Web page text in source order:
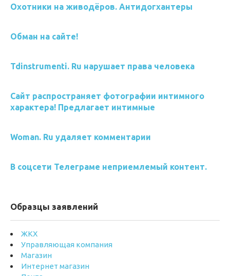
Охотники на живодёров. Антидогхантеры
Обман на сайте!
Tdinstrumenti. Ru нарушает права человека
Сайт распространяет фотографии интимного
характера! Предлагает интимные
Woman. Ru удаляет комментарии
В соцсети Телеграме неприемлемый контент.
Образцы заявлений
ЖКХ
Управляющая компания
Магазин
Интернет магазин